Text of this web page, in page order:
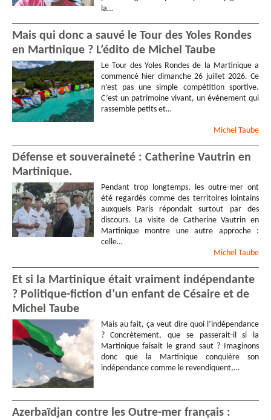
la…
Mais qui donc a sauvé le Tour des Yoles Rondes
en Martinique ? L’édito de Michel Taube
Le Tour des Yoles Rondes de la Martinique a
commencé hier dimanche 26 juillet 2026. Ce
n’est pas une simple compétition sportive.
C’est un patrimoine vivant, un événement qui
rassemble petits et…
Michel Taube
Défense et souveraineté : Catherine Vautrin en
Martinique.
Pendant trop longtemps, les outre-mer ont
été regardés comme des territoires lointains
auxquels Paris répondait surtout par des
discours. La visite de Catherine Vautrin en
Martinique montre une autre approche :
celle…
Michel Taube
Et si la Martinique était vraiment indépendante
? Politique-fiction d’un enfant de Césaire et de
Michel Taube
Mais au fait, ça veut dire quoi l’indépendance
? Concrètement, que se passerait-il si la
Martinique faisait le grand saut ? Imaginons
donc que la Martinique conquière son
indépendance comme le revendiquent,…
Azerbaïdjan contre les Outre-mer français :